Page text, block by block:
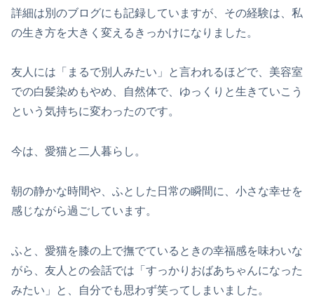
詳細は別のブログにも記録していますが、その経験は、私
の生き方を大きく変えるきっかけになりました。
友人には「まるで別人みたい」と言われるほどで、美容室
での白髪染めもやめ、自然体で、ゆっくりと生きていこう
という気持ちに変わったのです。
今は、愛猫と二人暮らし。
朝の静かな時間や、ふとした日常の瞬間に、小さな幸せを
感じながら過ごしています。
ふと、愛猫を膝の上で撫でているときの幸福感を味わいな
がら、友人との会話では「すっかりおばあちゃんになった
みたい」と、自分でも思わず笑ってしまいました。